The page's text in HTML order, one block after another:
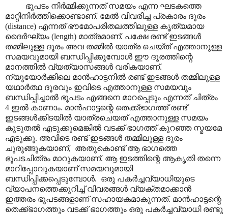
ഭൂപടം നിർമ്മിക്കുന്നത് സമയം എന്ന ഘടകത്തെ
മാറ്റിനിർത്തിക്കൊണ്ടാണ്. മേൽ വിവരിച്ച പ്രകാരം ദൂരം
(distance) എന്നത് ഭൗമോപരിതലത്തിലുള്ള കൃത്യമായ
ദൈർഘ്യം (length) മാത്രമാണ്. പക്ഷേ രണ്ട് ഇടങ്ങൾ
തമ്മിലുള്ള ദൂരം അവ തമ്മിൽ യാത്ര ചെയ്ത് എത്താനുള്ള
സമയവുമായി ബന്ധിപ്പിക്കുമ്പോൾ ഈ ദൂരത്തിന്റെ
മാനത്തിൽ വ്യത്യാസങ്ങൾ വരികയാണ്.
ന്യൂയോർക്കിലെ മാൻഹാട്ടനിൽ രണ്ട് ഇടങ്ങൾ തമ്മിലുള്ള
യഥാർത്ഥ ദൂരവും ഇവിടെ എത്താനുള്ള സമയവും
ബന്ധിപ്പിച്ചാൽ ഭൂപടം എങ്ങനെ മാറപ്പെടും എന്നത് ചിത്രം
4 ഇൽ കാണാം. മാൻഹാട്ടന്റെ തെക്ക്ഭാഗത്ത് രണ്ട്
ഇടങ്ങൾക്കിടയിൽ യാത്രചെയത് എത്താനുള്ള സമയം
കൂടുതൽ എടുക്കുമെങ്കിൽ വടക്ക് ഭാഗത്ത് കുറഞ്ഞ സ്മയമേ
എടുക്കൂ. അവിടെ രണ്ട് ഇടങ്ങൾ തമ്മിലുള്ള ദൂരം
ചുരുങ്ങുകയാണ്, അതുകൊണ്ട് ആ ഭാഗത്തെ
ഭൂപടചിത്രം മാറുകയാണ്. ആ ഇടത്തിന്റെ ആകൃതി തന്നെ
മാറിപ്പോവുകയാണ് സമയവുമായി
ബന്ധിപ്പിക്കപ്പെടുമ്പോൾ. ഒരു പകർച്ചവ്യാധിയുടെ
വ്യാപനത്തെക്കുറിച്ച് വിവരങ്ങൾ വ്യക്തമാക്കാൻ
ഇത്തരം ഭൂപടങ്ങളാണ് സഹായകമാകുന്നത്. മാൻഹാട്ടന്റെ
തെക്ക്ഭാഗത്തും വടക്ക് ഭാഗത്തും ഒരു പകർച്ചവ്യാധി രണ്ടു